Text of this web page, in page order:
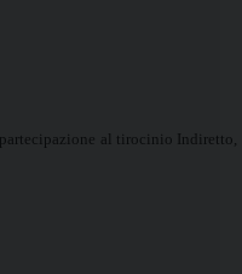
al tirocinio Indiretto,